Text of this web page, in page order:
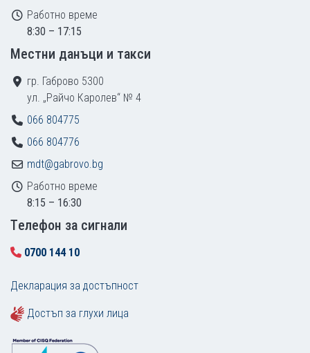
Работно време
8:30 – 17:15
Местни данъци и такси
гр. Габрово 5300
ул. „Райчо Каролев“ № 4
066 804775
066 804776
mdt@gabrovo.bg
Работно време
8:15 – 16:30
Tелефон за сигнали
0700 144 10
Декларация за достъпност
Достъп за глухи лица